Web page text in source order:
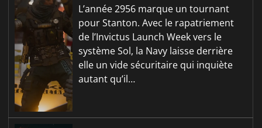
L’année 2956 marque un tournant
pour Stanton. Avec le rapatriement
de l’Invictus Launch Week vers le
système Sol, la Navy laisse derrière
elle un vide sécuritaire qui inquiète
autant qu’il…